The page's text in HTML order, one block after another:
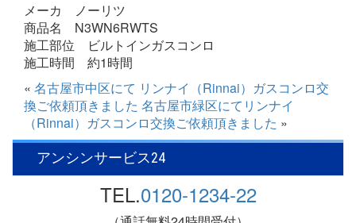
メーカ ノーリツ
商品名 N3WN6RWTS
施工部位 ビルトインガスコンロ
施工時間 約1時間
« 名古屋市中区にて リンナイ（Rinnai）ガスコンロ交
換ご依頼頂きました 名古屋市緑区にてリンナイ
（Rinnai）ガスコンロ交換ご依頼頂きました »
アンシンサービス24
TEL.0120-1234-22